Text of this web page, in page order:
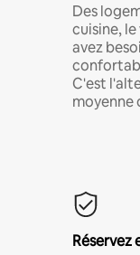
Des
cuisine,
avez
C'est
moyenne